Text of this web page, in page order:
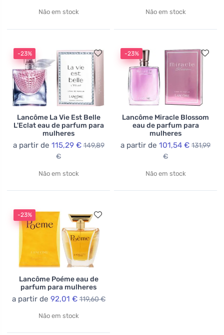
Não em stock Não em stock
-23%
Lancôme La Vie Est Belle
L'Eclat eau de parfum para
mulheres
a partir de 115,29 € 149,89
€
Não em stock
-23%
Lancôme Miracle Blossom
eau de parfum para
mulheres
a partir de 101,54 € 131,99
€
Não em stock
-23%
Lancôme Poéme eau de
parfum para mulheres
a partir de 92,01 € 119,60 €
Não em stock